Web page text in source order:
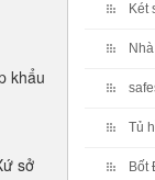
khẩu
sở
Két
Tủ
Bốt